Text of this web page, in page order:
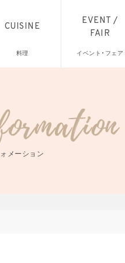
CUISINE
料理
EVENT /
FAIR
イベント・フェア
メーション